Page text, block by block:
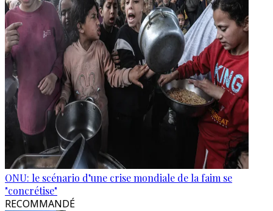
ONU: le scénario d’une crise mondiale de la faim se
"concrétise"
RECOMMANDÉ